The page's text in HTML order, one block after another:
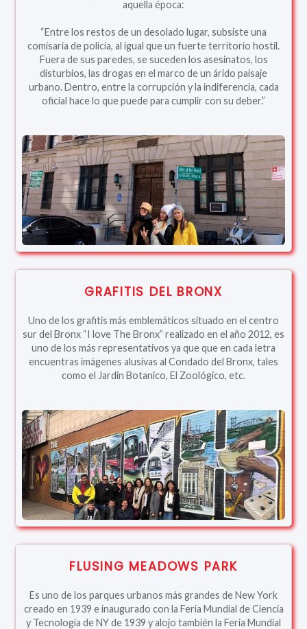
aquella época:
“Entre los restos de un desolado lugar, subsiste una
comisaría de policía, al igual que un fuerte territorio hostil.
Fuera de sus paredes, se suceden los asesinatos, los
disturbios, las drogas en el marco de un árido paisaje
urbano. Dentro, entre la corrupción y la indiferencia, cada
oficial hace lo que puede para cumplir con su deber.”
GRAFITIS DEL BRONX
Uno de los grafitis más emblemáticos situado en el centro
sur del Bronx “I love The Bronx” realizado en el año 2012, es
uno de los más representativos ya que que en cada letra
encuentras imágenes alusivas al Condado del Bronx, tales
como el Jardin Botanico, El Zoológico, etc.
FLUSING MEADOWS PARK
Es uno de los parques urbanos más grandes de New York
creado en 1939 e inaugurado con la Feria Mundial de Ciencia
y Tecnología de NY de 1939 y alojo también la Feria Mundial